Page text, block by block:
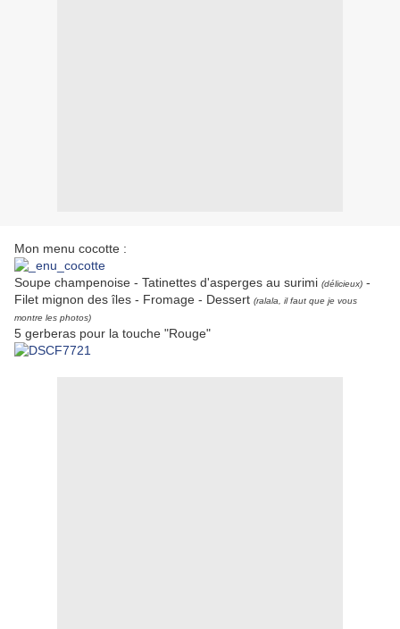
Mon menu cocotte :
Soupe champenoise - Tatinettes d'asperges au surimi (délicieux) -
Filet mignon des îles - Fromage - Dessert (ralala, il faut que je vous
montre les photos)
5 gerberas pour la touche "Rouge"